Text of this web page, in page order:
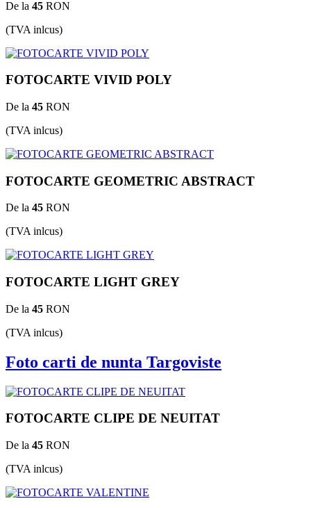
De la 45 RON
(TVA inlcus)
FOTOCARTE VIVID POLY
De la 45 RON
(TVA inlcus)
FOTOCARTE GEOMETRIC ABSTRACT
De la 45 RON
(TVA inlcus)
FOTOCARTE LIGHT GREY
De la 45 RON
(TVA inlcus)
Foto carti de nunta Targoviste
FOTOCARTE CLIPE DE NEUITAT
De la 45 RON
(TVA inlcus)